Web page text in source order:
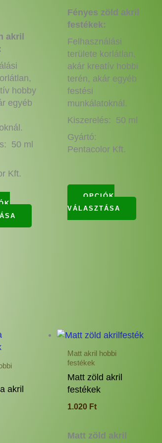
akril
hobby
egyéb
50 ml
Kft.
termékoldalon
Fényes zöld akril
festékek:
Felhasználási
területe korlátlan,
akár kreatív hobbi
terén, akár egyéb
festési
munkálatoknál.
Kiszerelés: 50 ml
Gyártó:
Pentacolor Kft.
OPCIÓK
VÁLASZTÁSA
a
akril
Ennek
terméknek
variációja
Matt akril hobbi
festékek
Matt zöld akril
festékek
1.020 Ft
Matt zöld akril
Ennek